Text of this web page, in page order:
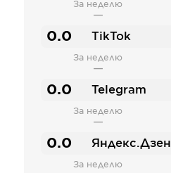
За неделю
—
0.0 TikTok
За неделю
—
0.0 Telegram
За неделю
—
0.0 Яндекс.Дзен
За неделю